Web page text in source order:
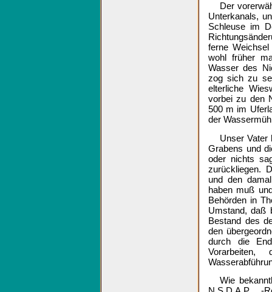
Der
Unterkanals,
Schleuse im
ferne
wohl früher
Wasser des
zog sich zu
elterliche
vorbei zu den
500 m im
der
Unser Vater
Grabens und
oder nichts
zurückliegen.
und den
haben muß
Behörden in
Umstand, daß
Bestand des
den
durch die
Wie